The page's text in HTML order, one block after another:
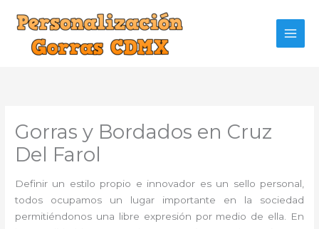
contenido
Gorras y Bordados en Cruz
Del Farol
Definir un estilo propio e innovador es un sello personal,
todos ocupamos un lugar importante en la sociedad
permitiéndonos una libre expresión por medio de ella. En